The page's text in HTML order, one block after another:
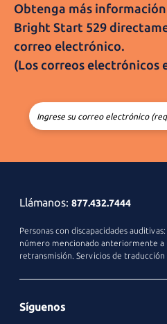
Obtenga más
Bright Start 529
correo electrónico.
(Los correos electrónicos
Ingrese su correo electrónico
Llámanos: 877.432.7444
Personas con discapacidades
número mencionado anteriormente a
retransmisión. Servicios de traducción
Síguenos